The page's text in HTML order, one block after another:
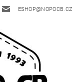
ESHOP@NOPOCB.CZ